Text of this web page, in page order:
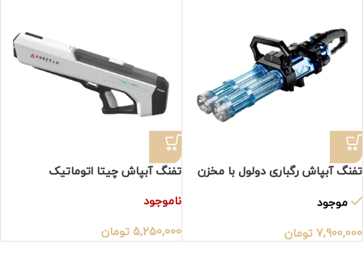
تفنگ آبپاش رگباری دولول با مخزن
موجود
7,900,000تومان
تفنگ آبپاش چیتا اتوماتیک
ناموجود
5,250,000 تومان